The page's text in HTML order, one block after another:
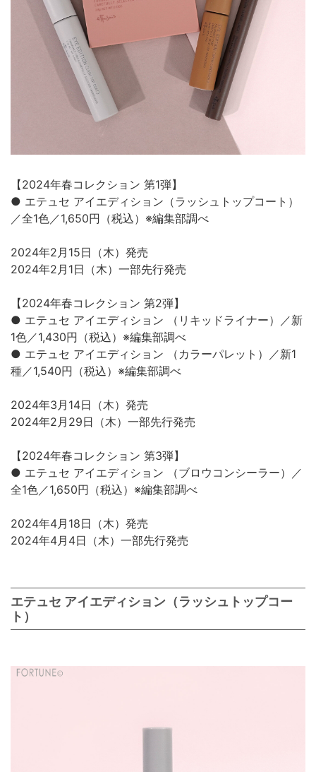
【2024年春コレクション 第1弾】
● エテュセ アイエディション（ラッシュトップコート）
／全1色／1,650円（税込）※編集部調べ
2024年2月15日（木）発売
2024年2月1日（木）一部先行発売
【2024年春コレクション 第2弾】
● エテュセ アイエディション （リキッドライナー）／新
1色／1,430円（税込）※編集部調べ
● エテュセ アイエディション （カラーパレット）／新1
種／1,540円（税込）※編集部調べ
2024年3月14日（木）発売
2024年2月29日（木）一部先行発売
【2024年春コレクション 第3弾】
● エテュセ アイエディション （ブロウコンシーラー）／
全1色／1,650円（税込）※編集部調べ
2024年4月18日（木）発売
2024年4月4日（木）一部先行発売
エテュセ アイエディション（ラッシュトップコー
ト）